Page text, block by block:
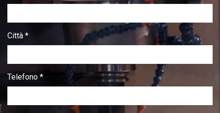
Città *
Telefono *